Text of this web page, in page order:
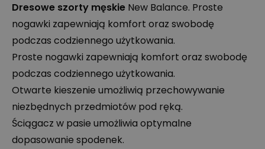
Dresowe szorty męskie New Balance. Proste
nogawki zapewniają komfort oraz swobodę
podczas codziennego użytkowania.
Proste nogawki zapewniają komfort oraz swobodę
podczas codziennego użytkowania.
Otwarte kieszenie umożliwią przechowywanie
niezbędnych przedmiotów pod ręką.
Ściągacz w pasie umożliwia optymalne
dopasowanie spodenek.